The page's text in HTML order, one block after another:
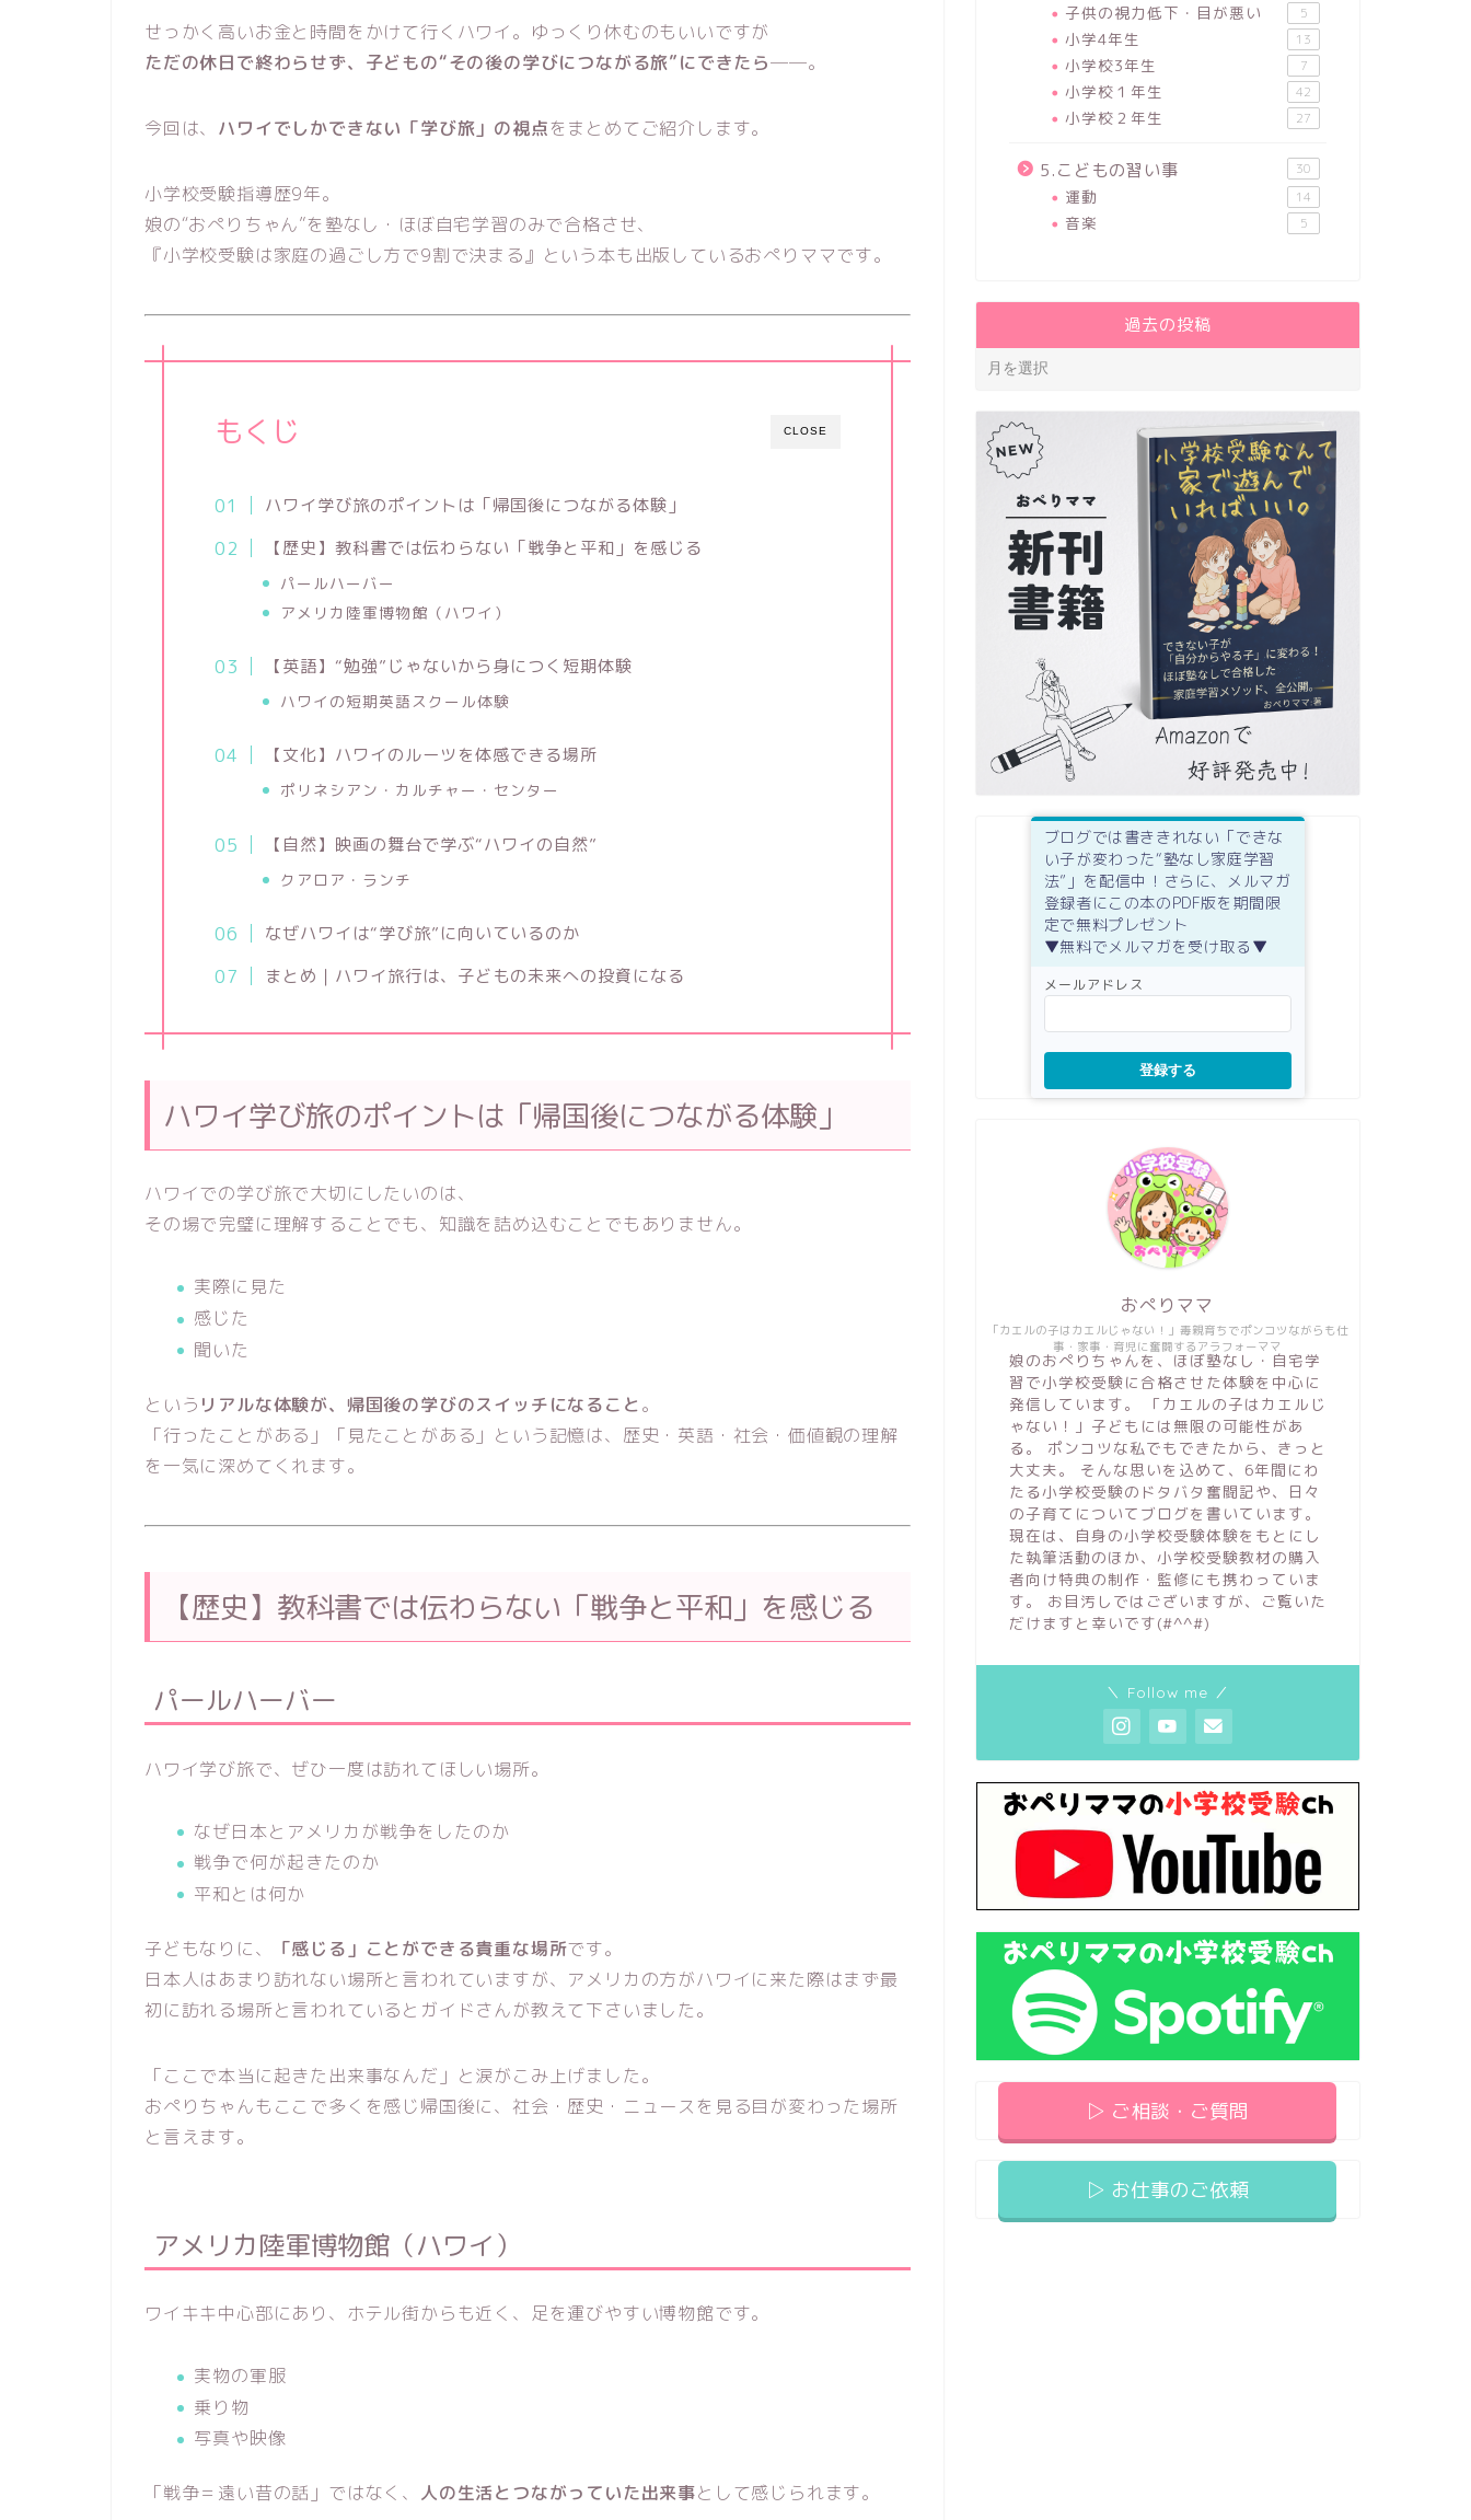
せっかく高いお金と時間をかけて行くハワイ。ゆっくり休むのもいいですが
ただの休日で終わらせず、子どもの“その後の学びにつながる旅”にできたら──。
今回は、 ハワイでしかできない「学び旅」の視点をまとめてご紹介します。
小学校受験指導歴9年。
娘の“おぺりちゃん”を塾なし・ほぼ自宅学習のみで合格させ、
『小学校受験は家庭の過ごし方で9割で決まる』という本も出版しているおぺりママです。
CLOSE
もくじ
ハワイ学び旅のポイントは「帰国後につながる体験」
【歴史】教科書では伝わらない「戦争と平和」を感じる
パールハーバー
アメリカ陸軍博物館（ハワイ）
【英語】“勉強”じゃないから身につく短期体験
ハワイの短期英語スクール体験
【文化】ハワイのルーツを体感できる場所
ポリネシアン・カルチャー・センター
【自然】映画の舞台で学ぶ“ハワイの自然”
クアロア・ランチ
なぜハワイは“学び旅”に向いているのか
まとめ｜ハワイ旅行は、子どもの未来への投資になる
ハワイ学び旅のポイントは「帰国後につながる体験」
ハワイでの学び旅で大切にしたいのは、
その場で完璧に理解することでも、知識を詰め込むことでもありません。
実際に見た
感じた
聞いた
という リアルな体験が、帰国後の学びのスイッチになること。
「行ったことがある」「見たことがある」という記憶は、歴史・英語・社会・価値観の理解
を一気に深めてくれます。
【歴史】教科書では伝わらない「戦争と平和」を感じる
パールハーバー
ハワイ学び旅で、ぜひ一度は訪れてほしい場所。
なぜ日本とアメリカが戦争をしたのか
戦争で何が起きたのか
平和とは何か
子どもなりに、 「感じる」ことができる貴重な場所です。
日本人はあまり訪れない場所と言われていますが、アメリカの方がハワイに来た際はまず最
初に訪れる場所と言われているとガイドさんが教えて下さいました。
「ここで本当に起きた出来事なんだ」と涙がこみ上げました。
おぺりちゃんもここで多くを感じ帰国後に、社会・歴史・ニュースを見る目が変わった場所
と言えます。
アメリカ陸軍博物館（ハワイ）
ワイキキ中心部にあり、ホテル街からも近く、足を運びやすい博物館です。
実物の軍服
乗り物
写真や映像
「戦争＝遠い昔の話」ではなく、 人の生活とつながっていた出来事として感じられます。
子供の視力低下・目が悪い 5
小学4年生 13
小学校3年生 7
小学校１年生 42
小学校２年生 27
5.こどもの習い事 30
運動 14
音楽 5
過去の投稿
ブログでは書ききれない「できな
い子が変わった“塾なし家庭学習
法”」を配信中！さらに、メルマガ
登録者にこの本のPDF版を期間限
定で無料プレゼント
▼無料でメルマガを受け取る▼
メールアドレス
登録する
「カエルの子はカエルじゃない！」毒親育ちでポンコツながらも仕
事・家事・育児に奮闘するアラフォーママ
おぺりママ
娘のおぺりちゃんを、ほぼ塾なし・自宅学
習で小学校受験に合格させた体験を中心に
発信しています。 「カエルの子はカエルじ
ゃない！」子どもには無限の可能性があ
る。 ポンコツな私でもできたから、きっと
大丈夫。 そんな思いを込めて、6年間にわ
たる小学校受験のドタバタ奮闘記や、日々
の子育てについてブログを書いています。
現在は、自身の小学校受験体験をもとにし
た執筆活動のほか、小学校受験教材の購入
者向け特典の制作・監修にも携わっていま
す。 お目汚しではございますが、ご覧いた
だけますと幸いです(#^^#)
＼ Follow me ／
▷ ご相談・ご質問
▷ お仕事のご依頼